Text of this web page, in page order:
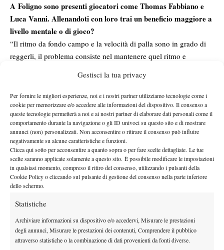
Gestisci la tua privacy
Per fornire le migliori esperienze, noi e i nostri partner utilizziamo tecnologie come i
cookie per memorizzare e/o accedere alle informazioni del dispositivo. Il consenso a
queste tecnologie permetterà a noi e ai nostri partner di elaborare dati personali come il
comportamento durante la navigazione o gli ID univoci su questo sito e di mostrare
annunci (non) personalizzati. Non acconsentire o ritirare il consenso può influire
negativamente su alcune caratteristiche e funzioni.
Clicca qui sotto per acconsentire a quanto sopra o per fare scelte dettagliate. Le tue
scelte saranno applicate solamente a questo sito. È possibile modificare le impostazioni
in qualsiasi momento, compreso il ritiro del consenso, utilizzando i pulsanti della
Cookie Policy o cliccando sul pulsante di gestione del consenso nella parte inferiore
dello schermo.
Statistiche
Archiviare informazioni su dispositivo e/o accedervi, Misurare le prestazioni
degli annunci, Misurare le prestazioni dei contenuti, Comprendere il pubblico
attraverso statistiche o la combinazione di dati provenienti da fonti diverse.
A Foligno sono presenti giocatori come Thomas Fabbiano e
Luca Vanni. Allenandoti con loro trai un beneficio maggiore a
livello mentale o di gioco?
“Il ritmo da fondo campo e la velocità di palla sono in grado di
reggerli, il problema consiste nel mantenere quel ritmo e
Hai condiviso il percorso Junior con i tuoi coetanei Dalla
Valle, Fonio, Summaria. Pensi che sia importante far parte di
un gruppo per ottenere risultati sempre migliori?
“Fino all’anno scorso ero a Tirrenia, quindi si era e si é creato
per forza un gruppo in cui ci stimoliamo. Da quando mi alleno a
Foligno però lavoro e mi concentro principalmente su me stesso,
devo dire che così mi sento più tranquillo”.
Per esaltare le tue caratteristiche di gioco, prediligerai una
“In realtà non ho ancora deciso niente per il prossimo anno, devo
ancora parlare con i miei allenatori a riguardo. Comunque credo
che alternerò terra e veloce, per me ora giocare su terra o sul
veloce è la stessa cosa”.